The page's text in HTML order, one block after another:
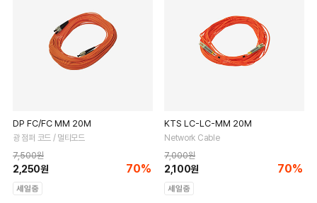
DP FC/FC MM 20M
광 점퍼 코드 / 멀티모드
7,500원
2,250원 70%
KTS LC-LC-MM 20M
Network Cable
7,000원
2,100원 70%